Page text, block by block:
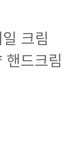
크림
드크림